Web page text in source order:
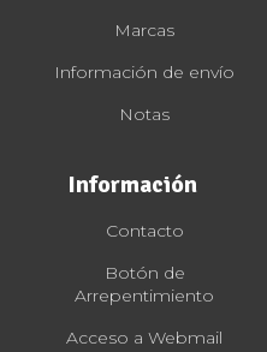
Marcas
Información de envío
Notas
Información
Contacto
Botón de
Arrepentimiento
Acceso a Webmail